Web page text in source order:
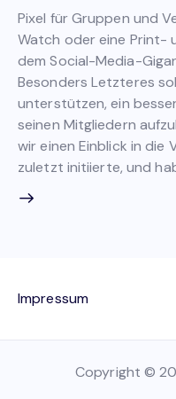
Pixel für Gruppen und
Watch oder eine Print-
dem Social-Media-
Besonders Letzteres
unterstützen, ein
seinen Mitgliedern
wir einen Einblick in die
zuletzt initiierte, und
Impressum
Copyright ©